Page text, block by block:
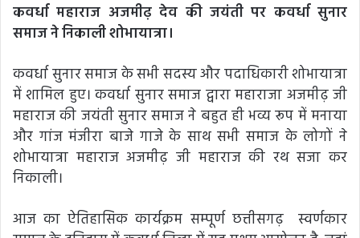
कवर्धा महाराज अजमीढ़ देव की जयंती पर कवर्धा सुनार
समाज ने निकाली शोभायात्रा।
कवर्धा सुनार समाज के सभी सदस्य और पदाधिकारी शोभायात्रा
में शामिल हुए। कवर्धा सुनार समाज द्वारा महाराजा अजमीढ़ जी
महाराज की जयंती सुनार समाज ने बहुत ही भव्य रूप में मनाया
और गांज मंजीरा बाजे गाजे के साथ सभी समाज के लोगों ने
शोभायात्रा महाराज अजमीढ़ जी महाराज की रथ सजा कर
निकाली।
आज का ऐतिहासिक कार्यक्रम सम्पूर्ण छत्तीसगढ़ स्वर्णकार